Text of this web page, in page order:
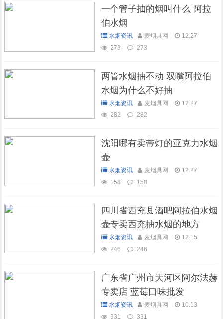
一个管子抽的烟叫什么 阿拉
伯水烟
水烟资讯 麦烟具网
12.27
273
273
两管水烟抽不动 双嘴阿拉伯
水烟为什么不好抽
水烟资讯 麦烟具网
12.27
282
282
沈阳哪有卖带灯的亚克力水烟
壶
水烟资讯 麦烟具网
12.27
158
158
四川省西充县酒吧阿拉伯水烟
壶专卖西充抽水烟的地方
水烟资讯 麦烟具网
12.15
246
246
广东省广州市天河区阿尔法赫
专卖店 蓝莓口味批发
水烟资讯 麦烟具网
10.13
331
331